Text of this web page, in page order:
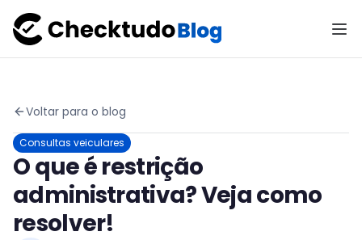
Voltar para o blog
Consultas veiculares
O que é restrição
administrativa? Veja como
resolver!